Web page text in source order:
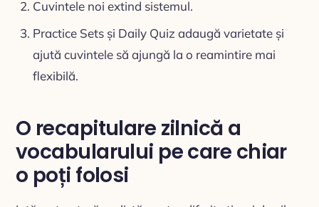
Cuvintele noi extind sistemul.
Practice Sets și Daily Quiz adaugă varietate și
ajută cuvintele să ajungă la o reamintire mai
flexibilă.
O recapitulare zilnică a
vocabularului pe care chiar
o poți folosi